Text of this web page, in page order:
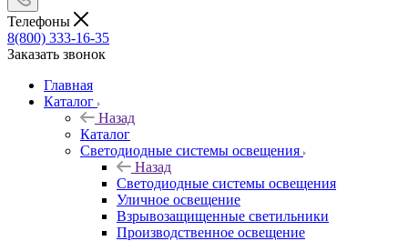
Телефоны
8(800) 333-16-35
Заказать звонок
Главная
Каталог
Назад
Каталог
Светодиодные системы освещения
Назад
Светодиодные системы освещения
Уличное освещение
Взрывозащищенные светильники
Производственное освещение